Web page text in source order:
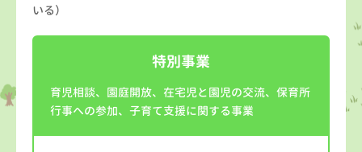
いる）
特別事業
育児相談、園庭開放、在宅児と園児の交流、保育所
行事への参加、子育て支援に関する事業